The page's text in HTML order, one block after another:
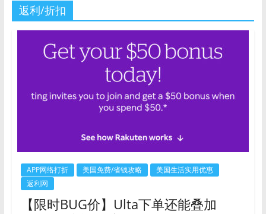
返利/折扣
APP网络打折 美国免费/省钱攻略
美国生活实用优惠
返利网
【限时BUG价】Ulta下单还能叠加